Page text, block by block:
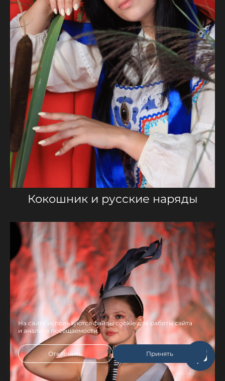
Кокошник и русские наряды
На сайте используются файлы cookie для работы сайта
и анализа посещаемости.
Отклонить Принять